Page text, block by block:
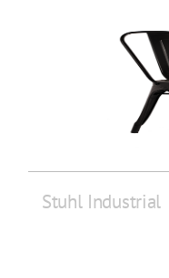
Stuhl Industrial